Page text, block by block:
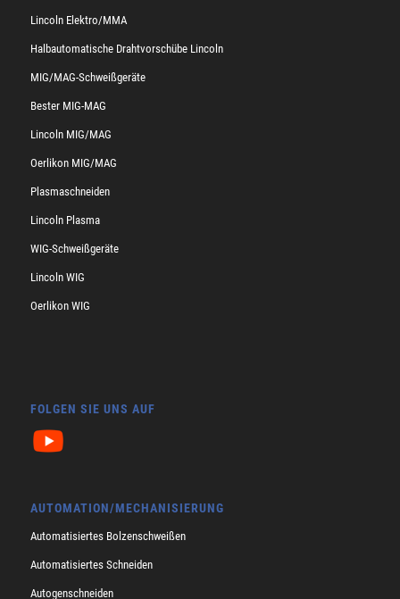
Lincoln Elektro/MMA
Halbautomatische Drahtvorschübe Lincoln
MIG/MAG-Schweißgeräte
Bester MIG-MAG
Lincoln MIG/MAG
Oerlikon MIG/MAG
Plasmaschneiden
Lincoln Plasma
WIG-Schweißgeräte
Lincoln WIG
Oerlikon WIG
FOLGEN SIE UNS AUF
AUTOMATION/MECHANISIERUNG
Automatisiertes Bolzenschweißen
Automatisiertes Schneiden
Autogenschneiden